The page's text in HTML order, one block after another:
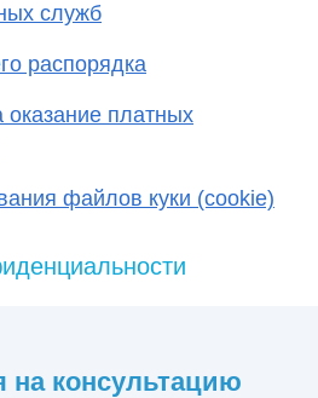
служб
распорядка
оказание платных
файлов куки (cookie)
на консультацию